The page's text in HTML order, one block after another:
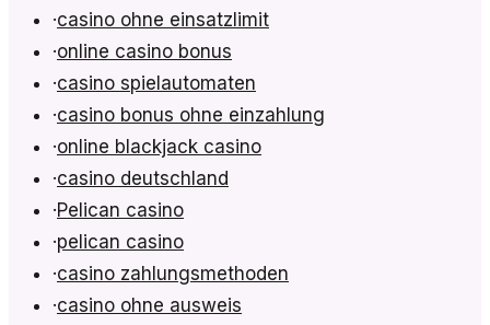
·casino ohne einsatzlimit
·online casino bonus
·casino spielautomaten
·casino bonus ohne einzahlung
·online blackjack casino
·casino deutschland
·Pelican casino
·pelican casino
·casino zahlungsmethoden
·casino ohne ausweis